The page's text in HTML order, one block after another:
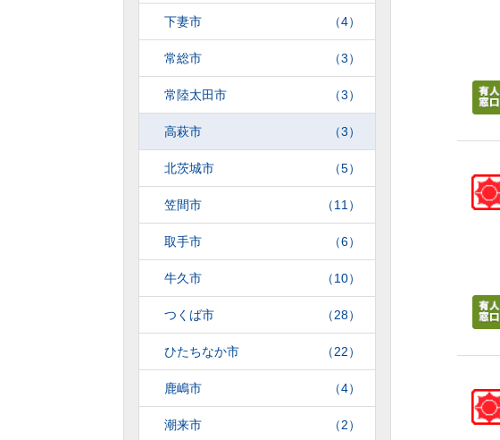
下妻市 （4）
常総市 （3）
常陸太田市 （3）
高萩市 （3）
北茨城市 （5）
笠間市 （11）
取手市 （6）
牛久市 （10）
つくば市 （28）
ひたちなか市 （22）
鹿嶋市 （4）
潮来市 （2）